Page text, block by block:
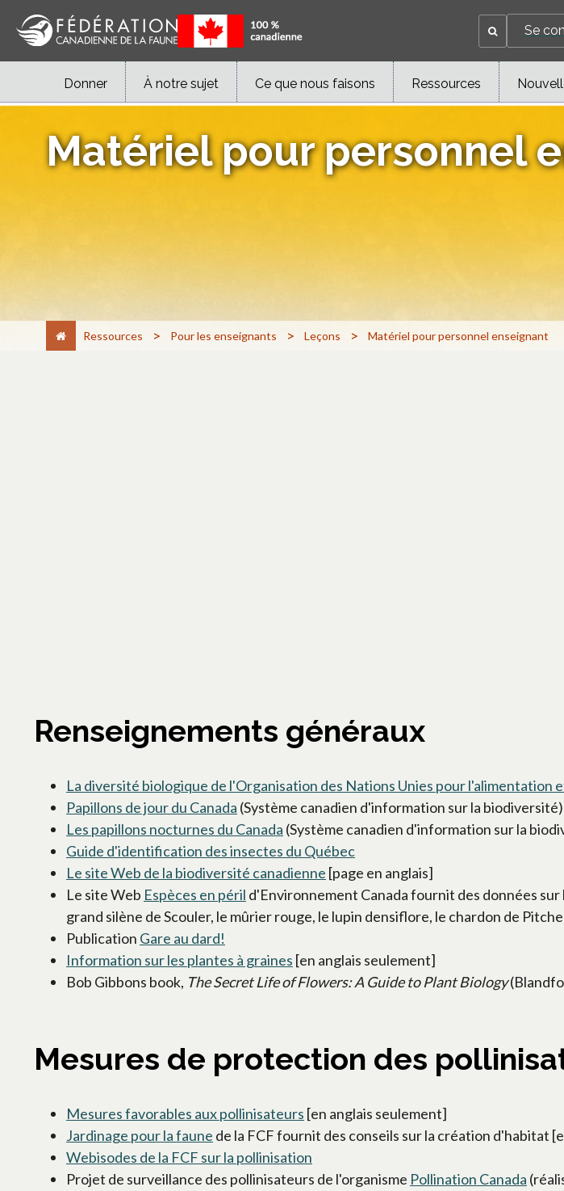
Se
Donner À notre sujet Ce que nous faisons Ressources
Matériel pour personnel
Ressources > Pour les enseignants > Leçons > Matériel pour personnel enseignant
Renseignements généraux
La diversité biologique de l'Organisation des Nations Unies pour l'alimentation
Papillons de jour du Canada (Système canadien d'information sur la biodiversité)
Les papillons nocturnes du Canada (Système canadien d'information sur la
Guide d'identification des insectes du Québec
Le site Web de la biodiversité canadienne [page en anglais]
Le site Web Espèces en péril d'Environnement Canada fournit des données
grand silène de Scouler, le mûrier rouge, le lupin densiflore, le chardon de
Publication Gare au dard!
Information sur les plantes à graines [en anglais seulement]
Bob Gibbons book, The Secret Life of Flowers: A Guide to Plant Biology
Mesures de protection des
Mesures favorables aux pollinisateurs [en anglais seulement]
Jardinage pour la faune de la FCF fournit des conseils sur la création d'habitat
Webisodes de la FCF sur la pollinisation
Projet de surveillance des pollinisateurs de l'organisme Pollination Canada